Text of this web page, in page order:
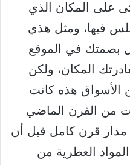
على المكان الذي
فيها، ومثل هذي
بصمتك في الموقع
المكان، ولكن
الأسواق هذه كانت
من القرن الماضي
مدار قرن كامل قبل أن
العطرية من